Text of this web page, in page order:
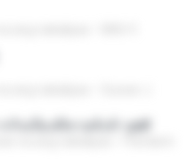
กิจเลี้ยงพี่ชายทั้งห้า.pdf